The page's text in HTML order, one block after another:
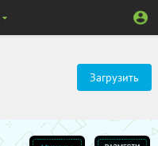
Загрузить